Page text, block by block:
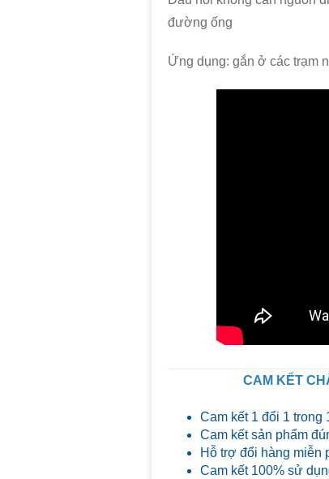
đường ống
Ứng dụng: gắn ở các trạm
CAM KẾT
Cam kết 1 đổi 1 trong
Cam kết sản phẩm
Hỗ trợ đổi hàng miễn
Cam kết 100% sử